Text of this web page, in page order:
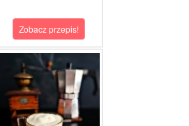
Zobacz przepis!